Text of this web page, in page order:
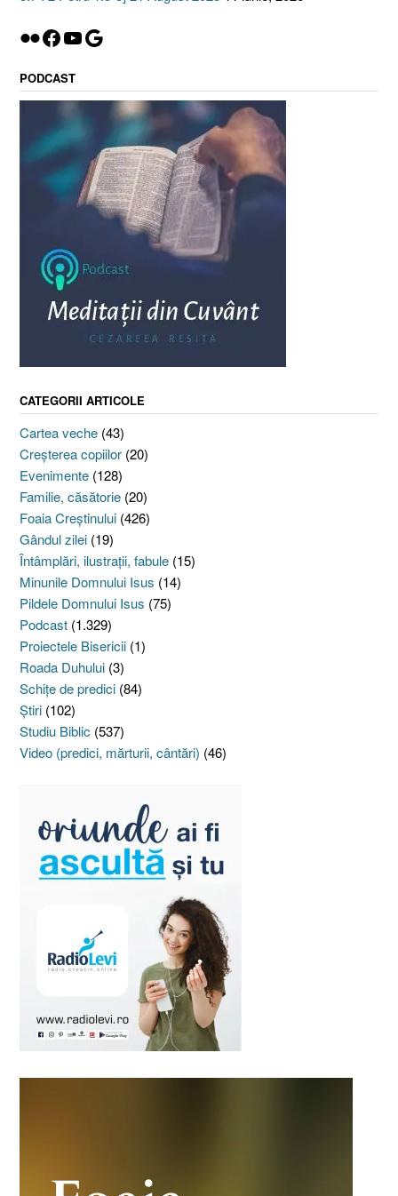
Flickr
Facebook
YouTube
Google
PODCAST
CATEGORII ARTICOLE
Cartea veche (43)
Creşterea copiilor (20)
Evenimente (128)
Familie, căsătorie (20)
Foaia Creştinului (426)
Gândul zilei (19)
Întâmplări, ilustraţii, fabule (15)
Minunile Domnului Isus (14)
Pildele Domnului Isus (75)
Podcast (1.329)
Proiectele Bisericii (1)
Roada Duhului (3)
Schiţe de predici (84)
Ştiri (102)
Studiu Biblic (537)
Video (predici, mărturii, cântări) (46)